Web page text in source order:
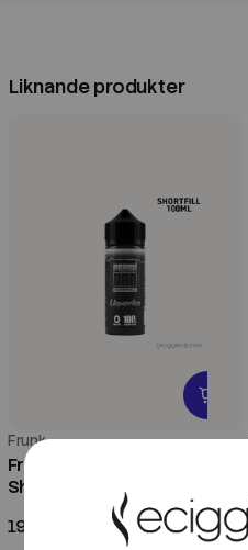
Liknande produkter
Frunk
Frunk Bar | Liquorice | 100ml
Shortfill
199 kr